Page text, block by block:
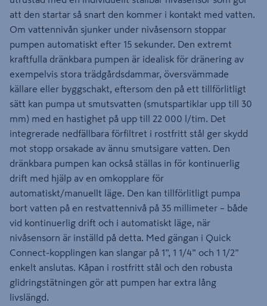
att den startar så snart den kommer i kontakt med vatten.
Om vattennivån sjunker under nivåsensorn stoppar
pumpen automatiskt efter 15 sekunder. Den extremt
kraftfulla dränkbara pumpen är idealisk för dränering av
exempelvis stora trädgårdsdammar, översvämmade
källare eller byggschakt, eftersom den på ett tillförlitligt
sätt kan pumpa ut smutsvatten (smutspartiklar upp till 30
mm) med en hastighet på upp till 22 000 l/tim. Det
integrerade nedfällbara förfiltret i rostfritt stål ger skydd
mot stopp orsakade av ännu smutsigare vatten. Den
dränkbara pumpen kan också ställas in för kontinuerlig
drift med hjälp av en omkopplare för
automatiskt/manuellt läge. Den kan tillförlitligt pumpa
bort vatten på en restvattennivå på 35 millimeter – både
vid kontinuerlig drift och i automatiskt läge, när
nivåsensorn är inställd på detta. Med gängan i Quick
Connect-kopplingen kan slangar på 1”, 1 1/4” och 1 1/2”
enkelt anslutas. Kåpan i rostfritt stål och den robusta
glidringstätningen gör att pumpen har extra lång
livslängd.